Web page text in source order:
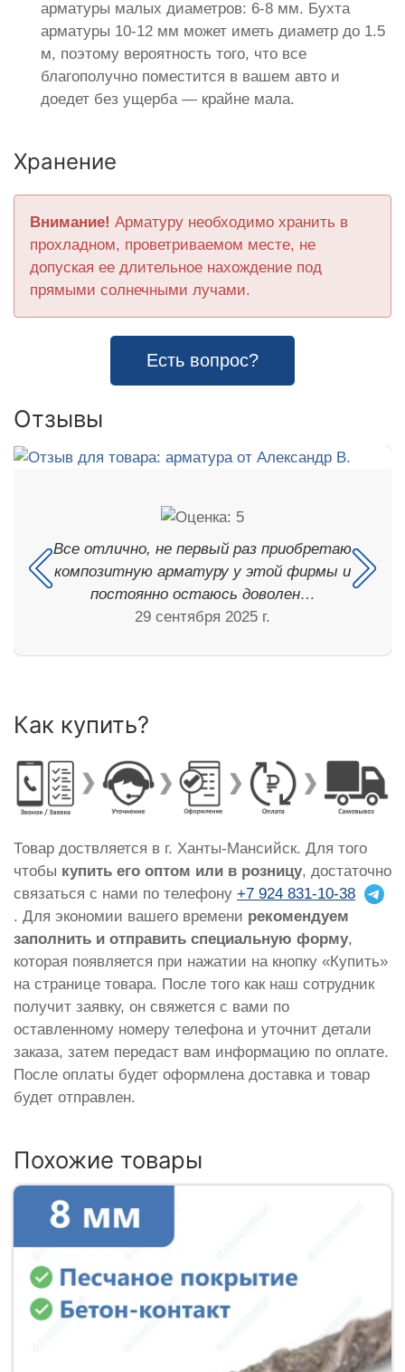
арматуры малых диаметров: 6-8 мм. Бухта
арматуры 10-12 мм может иметь диаметр до 1.5
м, поэтому вероятность того, что все
благополучно поместится в вашем авто и
доедет без ущерба — крайне мала.
Хранение
Внимание! Арматуру необходимо хранить в
прохладном, проветриваемом месте, не
допуская ее длительное нахождение под
прямыми солнечными лучами.
Есть вопрос?
Отзывы
Все отлично, не первый раз приобретаю
композитную арматуру у этой фирмы и
постоянно остаюсь доволен…
29 сентября 2025 г.
Как купить?
Товар доствляется в г. Ханты-Мансийск. Для того
чтобы купить его оптом или в розницу, достаточно
связаться с нами по телефону +7 924 831-10-38
. Для экономии вашего времени рекомендуем
заполнить и отправить специальную форму,
которая появляется при нажатии на кнопку «Купить»
на странице товара. После того как наш сотрудник
получит заявку, он свяжется с вами по
оставленному номеру телефона и уточнит детали
заказа, затем передаст вам информацию по оплате.
После оплаты будет оформлена доставка и товар
будет отправлен.
Похожие товары